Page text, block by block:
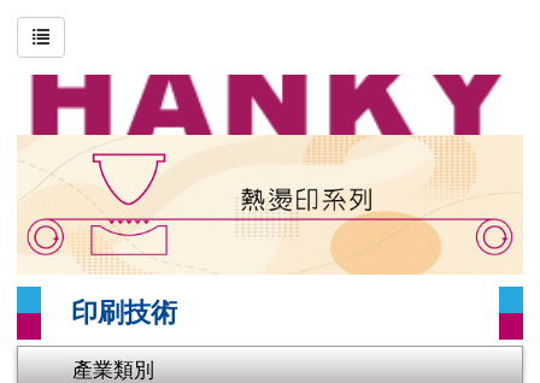
印刷技術
產業類別
進階搜尋
關於恒基
印刷技術
產業類別